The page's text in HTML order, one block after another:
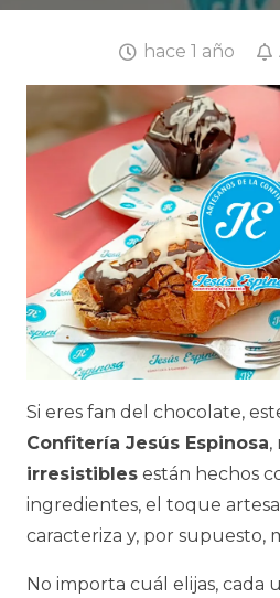
hace 1 año
Si eres fan del chocolate,
Confitería Jesús Espinosa,
irresistibles están hechos
ingredientes, el toque
caracteriza y, por supuesto,
No importa cuál elijas, cada